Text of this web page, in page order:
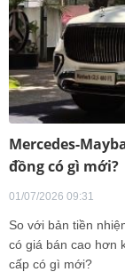
Mercedes-
đồng có gì mới?
01/07/2026 09:31
So với bản tiền
có giá bán cao hơn
cấp có gì mới?